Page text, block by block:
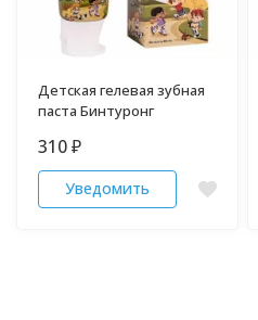
Детская гелевая зубная
паста Бинтуронг
310₽
Уведомить